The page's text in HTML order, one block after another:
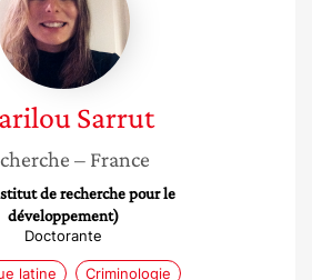
Sarrut
– France
de recherche pour le
développement)
Doctorante
latine Criminologie